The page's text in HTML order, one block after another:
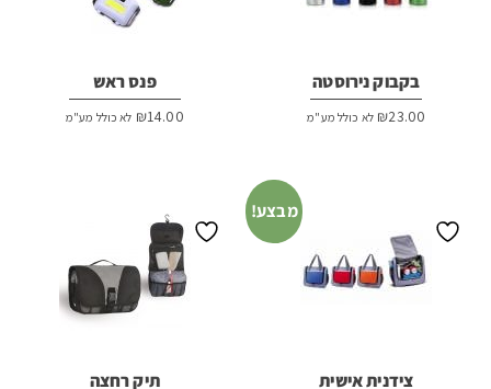
בקבוק נירוסטה
₪23.00 לא כולל מע"מ
פנס ראש
₪14.00 לא כולל מע"מ
מבצע!
צידנית אישית תיק רחצה